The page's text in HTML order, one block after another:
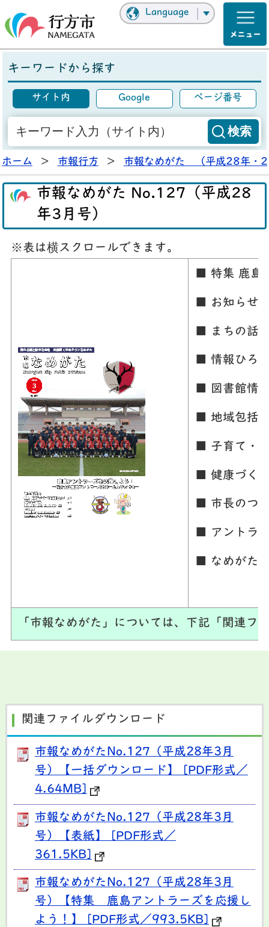
Language
キーワードから探す
サイト内 Google ページ番号
ホーム > 市報行方 > 市報なめがた （平成28年・
市報なめがた No.127（平成28
年3月号）
※表は横スクロールできます。
■ 特集 鹿島
■ お知らせ
■ まちの話
■ 情報ひろ
■ 図書館情
■ 地域包括
■ 子育て・
■ 健康づく
■ 市長のつ
■ アントラ
■ なめがた
「市報なめがた」については、下記「関連
関連ファイルダウンロード
市報なめがたNo.127（平成28年3月
号）【一括ダウンロード】 [PDF形式／
4.64MB]
市報なめがたNo.127（平成28年3月
号）【表紙】 [PDF形式／
361.5KB]
市報なめがたNo.127（平成28年3月
号）【特集 鹿島アントラーズを応援し
よう！】 [PDF形式／993.5KB]